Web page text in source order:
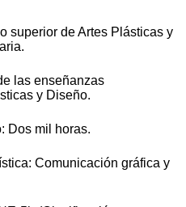
superior de Artes Plásticas y
las enseñanzas
y Diseño.
Dos mil horas.
Comunicación gráfica y